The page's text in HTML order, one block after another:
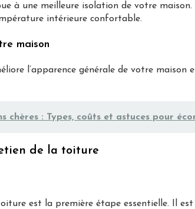
à une meilleure isolation de votre
intérieure confortable.
maison
l’apparence générale de votre maison
chères : Types, coûts et astuces pour
de la toiture
est la première étape essentielle. Il